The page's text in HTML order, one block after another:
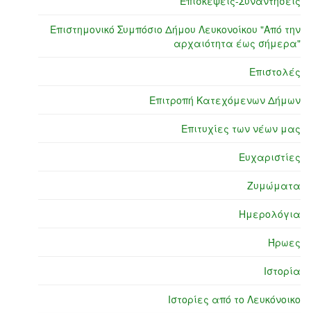
Επιστημονικό Συμπόσιο Δήμου Λευκονοίκου "Από την
αρχαιότητα έως σήμερα"
Επιστολές
Επιτροπή Κατεχόμενων Δήμων
Επιτυχίες των νέων μας
Ευχαριστίες
Ζυμώματα
Ημερολόγια
Ήρωες
Ιστορία
Ιστορίες από το Λευκόνοικο